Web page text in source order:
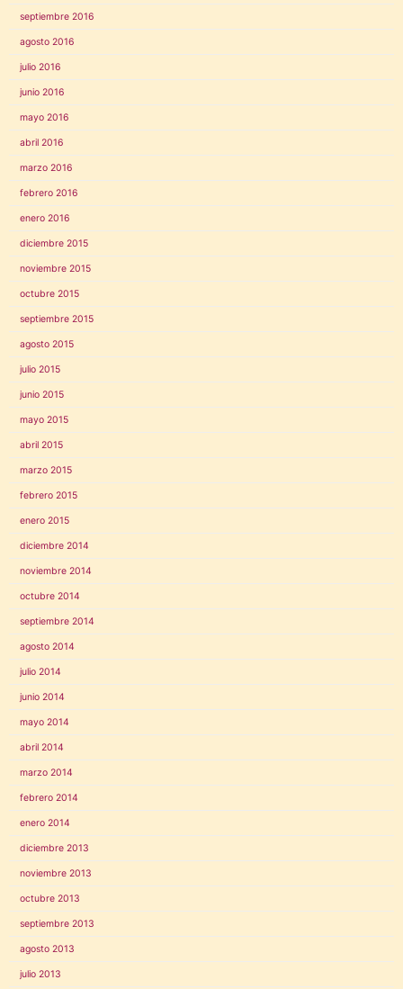
septiembre 2016
agosto 2016
julio 2016
junio 2016
mayo 2016
abril 2016
marzo 2016
febrero 2016
enero 2016
diciembre 2015
noviembre 2015
octubre 2015
septiembre 2015
agosto 2015
julio 2015
junio 2015
mayo 2015
abril 2015
marzo 2015
febrero 2015
enero 2015
diciembre 2014
noviembre 2014
octubre 2014
septiembre 2014
agosto 2014
julio 2014
junio 2014
mayo 2014
abril 2014
marzo 2014
febrero 2014
enero 2014
diciembre 2013
noviembre 2013
octubre 2013
septiembre 2013
agosto 2013
julio 2013